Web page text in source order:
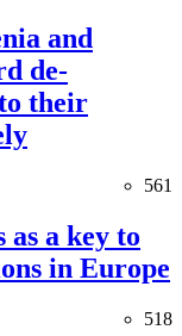
and
de-
their
561
as a key to
in Europe
518